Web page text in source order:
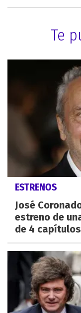
Te
ESTRENOS
José
estreno de
de 4 capítulos